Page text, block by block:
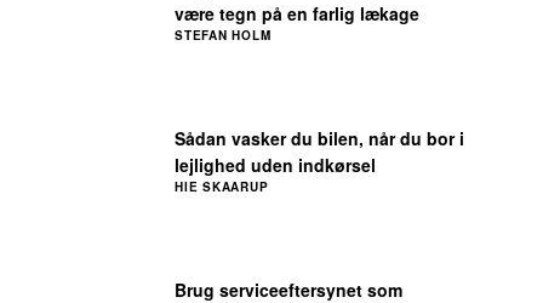
Brug serviceeftersynet som
Sådan vasker du bilen, når du bor i
lejlighed uden indkørsel
HIE SKAARUP
være tegn på en farlig lækage
STEFAN HOLM